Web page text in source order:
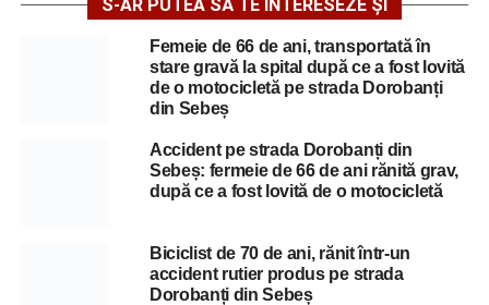
S-AR PUTEA SĂ TE INTERESEZE ȘI
Femeie de 66 de ani, transportată în
stare gravă la spital după ce a fost lovită
de o motocicletă pe strada Dorobanți
din Sebeș
Accident pe strada Dorobanți din
Sebeș: fermeie de 66 de ani rănită grav,
după ce a fost lovită de o motocicletă
Biciclist de 70 de ani, rănit într-un
accident rutier produs pe strada
Dorobanți din Sebeș